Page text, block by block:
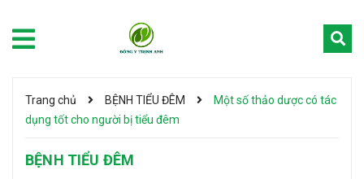
Trang chủ BỆNH TIỂU ĐÊM
Một số thảo dược có tác
dụng tốt cho người bị tiểu đêm
BỆNH TIỂU ĐÊM